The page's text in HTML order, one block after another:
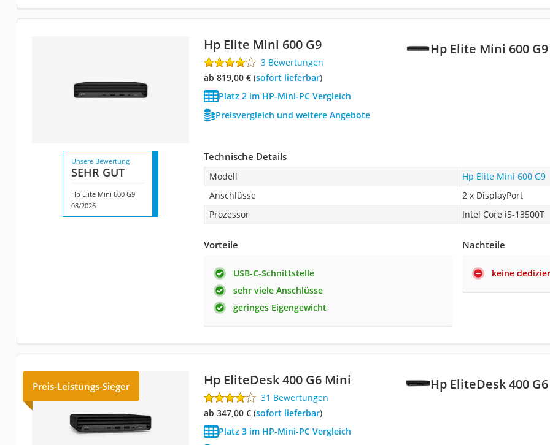
Hp Elite Mini 600 G9
Hp Elite Mini 600 G9
3 Bewertungen
ab 819,00 €( Sofort lieferbar)
Platz 2 im HP-Mini-PC Vergleich
Preisvergleich und weitere Angebote
Unsere Bewertung
SEHR GUT
Hp Elite Mini 600 G9
08/2026
Technische Details
Modell
Hp Elite Mini 600 G9
Anschlüsse
2 x DisplayPort
Prozessor
Intel Core i5-13500T
Vorteile
USB-C-Schnittstelle
sehr viele Anschlüsse
geringes Eigengewicht
Nachteile
keine
Hp EliteDesk 400
Preis-Leistungs-Sieger Hp EliteDesk 400 G6 Mini
31 Bewertungen
ab 347,00 €( Sofort lieferbar)
Platz 3 im HP-Mini-PC Vergleich